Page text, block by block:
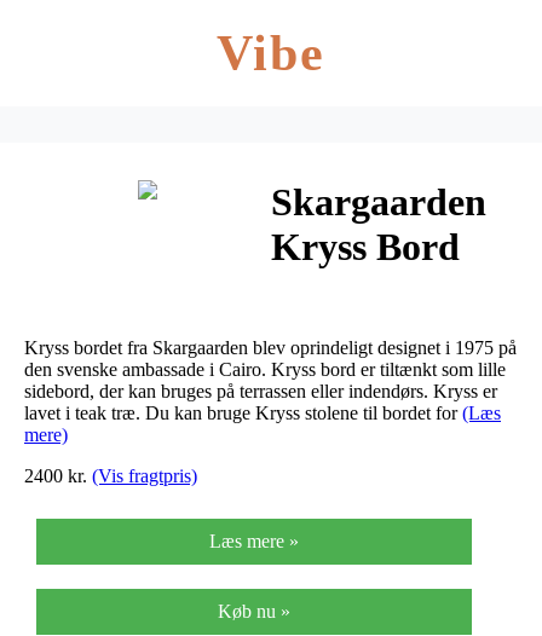
Vibe
Skargaarden
Kryss Bord
Kryss bordet fra Skargaarden blev oprindeligt designet i 1975 på
den svenske ambassade i Cairo. Kryss bord er tiltænkt som lille
sidebord, der kan bruges på terrassen eller indendørs. Kryss er
lavet i teak træ. Du kan bruge Kryss stolene til bordet for(Læs
mere)
2400 kr. (Vis fragtpris)
Læs mere »
Køb nu »